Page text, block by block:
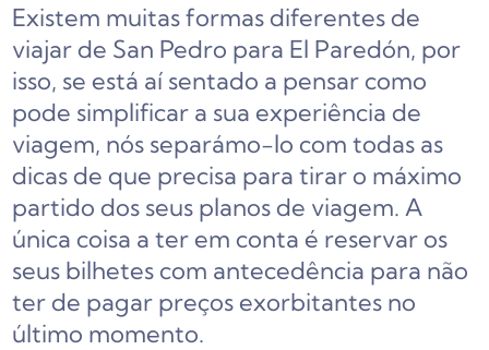
Existem muitas formas diferentes de
viajar de San Pedro para El Paredón, por
isso, se está aí sentado a pensar como
pode simplificar a sua experiência de
viagem, nós separámo-lo com todas as
dicas de que precisa para tirar o máximo
partido dos seus planos de viagem. A
única coisa a ter em conta é reservar os
seus bilhetes com antecedência para não
ter de pagar preços exorbitantes no
último momento.